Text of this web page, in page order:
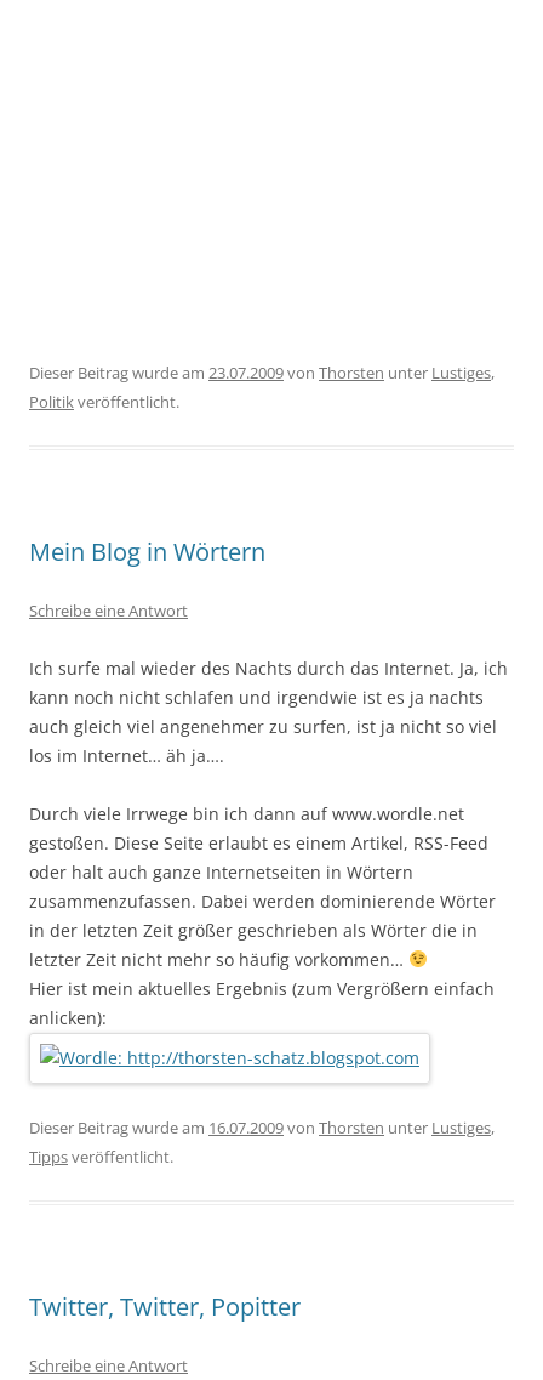
Dieser Beitrag wurde am 23.07.2009von Thorsten unter Lustiges,
Politikveröffentlicht.
Mein Blog in Wörtern
Schreibe eine Antwort
Ich surfe mal wieder des Nachts durch das Internet. Ja, ich
kann noch nicht schlafen und irgendwie ist es ja nachts
auch gleich viel angenehmer zu surfen, ist ja nicht so viel
los im Internet… äh ja….
Durch viele Irrwege bin ich dann auf www.wordle.net
gestoßen. Diese Seite erlaubt es einem Artikel, RSS-Feed
oder halt auch ganze Internetseiten in Wörtern
zusammenzufassen. Dabei werden dominierende Wörter
in der letzten Zeit größer geschrieben als Wörter die in
letzter Zeit nicht mehr so häufig vorkommen…
Hier ist mein aktuelles Ergebnis (zum Vergrößern einfach
anlicken):
Dieser Beitrag wurde am 16.07.2009von Thorsten unter Lustiges,
Tippsveröffentlicht.
Twitter, Twitter, Popitter
Schreibe eine Antwort